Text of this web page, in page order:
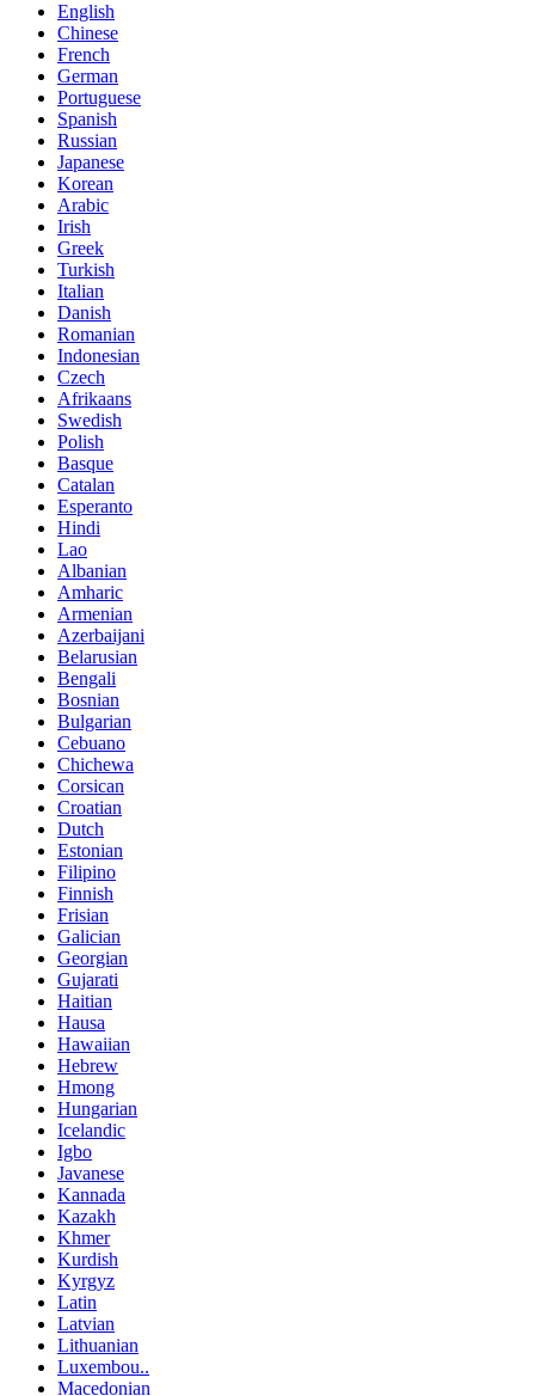
English
Chinese
French
German
Portuguese
Spanish
Russian
Japanese
Korean
Arabic
Irish
Greek
Turkish
Italian
Danish
Romanian
Indonesian
Czech
Afrikaans
Swedish
Polish
Basque
Catalan
Esperanto
Hindi
Lao
Albanian
Amharic
Armenian
Azerbaijani
Belarusian
Bengali
Bosnian
Bulgarian
Cebuano
Chichewa
Corsican
Croatian
Dutch
Estonian
Filipino
Finnish
Frisian
Galician
Georgian
Gujarati
Haitian
Hausa
Hawaiian
Hebrew
Hmong
Hungarian
Icelandic
Igbo
Javanese
Kannada
Kazakh
Khmer
Kurdish
Kyrgyz
Latin
Latvian
Lithuanian
Luxembou..
Macedonian